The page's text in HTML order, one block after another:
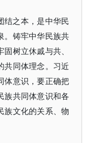
结之本，是中华民
。铸牢中华民族共
树立休戚与共、
共同体理念。习近
体意识，要正确把
族共同体意识和各
族文化的关系、物